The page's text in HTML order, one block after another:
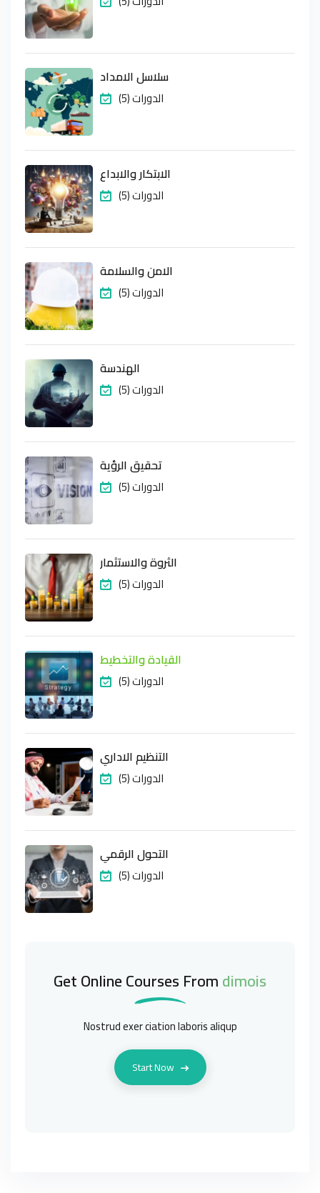
سلاسل الامداد
(5) الدورات
الابتكار والابداع
(5) الدورات
الامن والسلامة
(5) الدورات
الهندسة
(5) الدورات
تحقيق الرؤية
(5) الدورات
الثروة والاستثمار
(5) الدورات
القيادة والتخطيط
(5) الدورات
التنظيم الاداري
(5) الدورات
التحول الرقمي
(5) الدورات
Get Online Courses Fromdimois
Nostrud exer ciation laboris aliqup
Start Now